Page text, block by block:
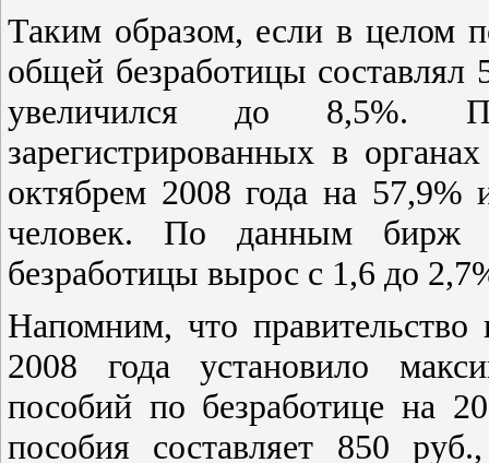
Таким образом, если в целом
общей безработицы составлял
увеличился до 8,5%.
зарегистрированных в
октябрем 2008 года на
человек. По данным бирж
безработицы вырос с 1,6 до
Напомним, что
2008 года установило
пособий по безработице на
пособия составляет 850